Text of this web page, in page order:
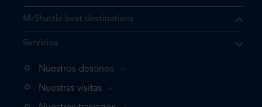
el producto que busca ya
vaya directamente a su
su reserva.
MrShuttle best destinations
Servicios
Nuestros destinos
Nuestras visitas